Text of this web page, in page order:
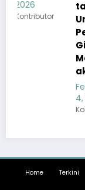
tah
Untuk
Home Terkini